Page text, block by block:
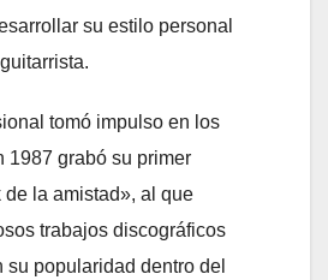
su estilo personal
tomó impulso en los
1987 grabó su primer
la amistad», al que
trabajos discográficos
popularidad dentro del